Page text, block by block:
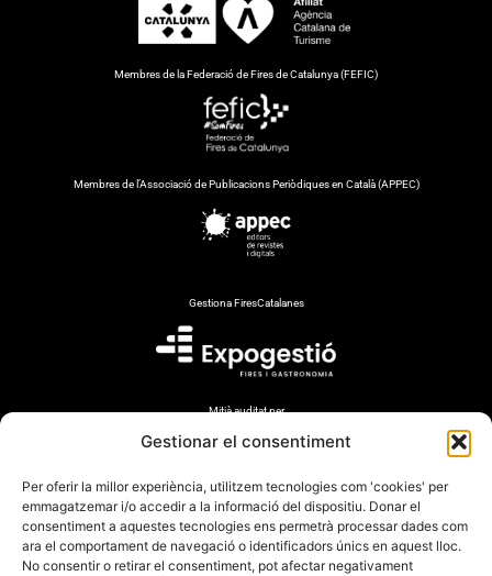
Gestionar el consentiment
Per oferir la millor experiència, utilitzem tecnologies com 'cookies' per
emmagatzemar i/o accedir a la informació del dispositiu. Donar el
consentiment a aquestes tecnologies ens permetrà processar dades com
ara el comportament de navegació o identificadors únics en aquest lloc.
No consentir o retirar el consentiment, pot afectar negativament
Membres de la Federació de Fires de Catalunya (FEFIC)
Membres de l’Associació de Publicacions Periòdiques en Català (APPEC)
Gestiona FiresCatalanes
Mitjà auditat per
Amb el suport de